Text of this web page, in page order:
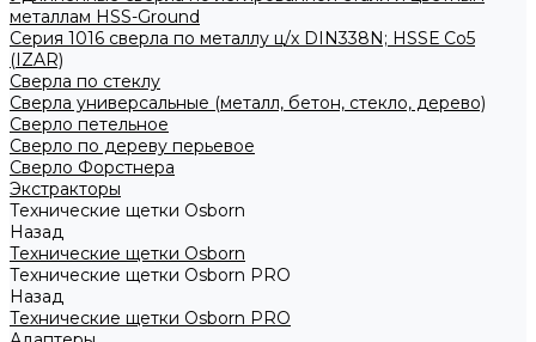
металлам HSS-Ground
Серия 1016 сверла по металлу ц/х DIN338N; HSSЕ Со5
(IZAR)
Сверла по стеклу
Сверла универсальные (металл, бетон, стекло, дерево)
Сверло петельное
Сверло по дереву перьевое
Сверло Форстнера
Экстракторы
Технические щетки Osborn
Назад
Технические щетки Osborn
Технические щетки Osborn PRO
Назад
Технические щетки Osborn PRO